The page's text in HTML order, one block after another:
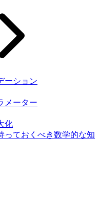
ーション
メーター
化
っておくべき数学的な知